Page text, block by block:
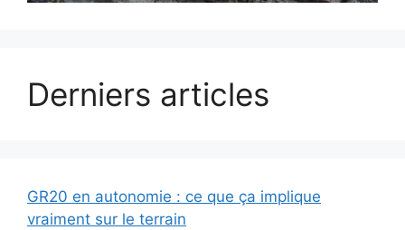
Derniers articles
GR20 en autonomie : ce que ça implique
vraiment sur le terrain